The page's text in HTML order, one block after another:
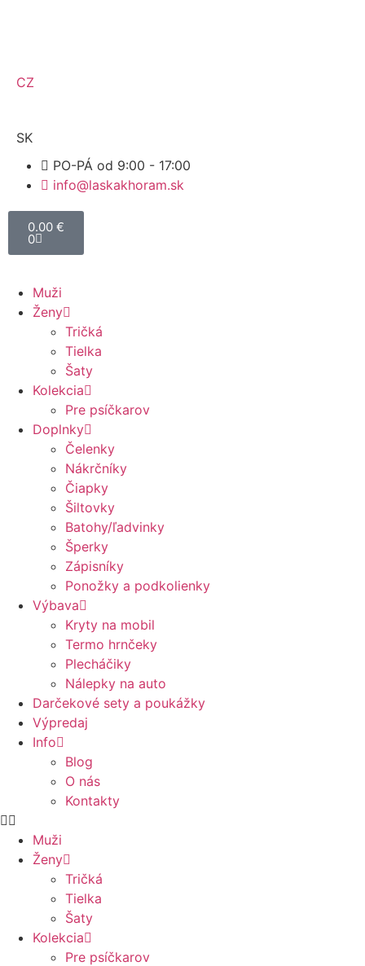
CZ
SK
PO-PÁ od 9:00 - 17:00
info@laskakhoram.sk
0.00 €
0
Muži
Ženy
Tričká
Tielka
Šaty
Kolekcia
Pre psíčkarov
Doplnky
Čelenky
Nákrčníky
Čiapky
Šiltovky
Batohy/ľadvinky
Šperky
Zápisníky
Ponožky a podkolienky
Výbava
Kryty na mobil
Termo hrnčeky
Plecháčiky
Nálepky na auto
Darčekové sety a poukážky
Výpredaj
Info
Blog
O nás
Kontakty
Muži
Ženy
Tričká
Tielka
Šaty
Kolekcia
Pre psíčkarov